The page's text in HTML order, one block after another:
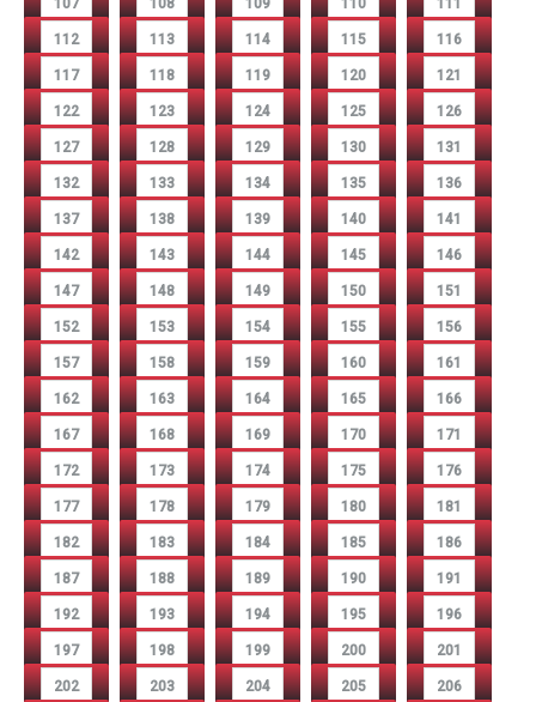
112 113 114 115 116
117 118 119 120 121
122 123 124 125 126
127 128 129 130 131
132 133 134 135 136
137 138 139 140 141
142 143 144 145 146
147 148 149 150 151
152 153 154 155 156
157 158 159 160 161
162 163 164 165 166
167 168 169 170 171
172 173 174 175 176
177 178 179 180 181
182 183 184 185 186
187 188 189 190 191
192 193 194 195 196
197 198 199 200 201
202 203 204 205 206